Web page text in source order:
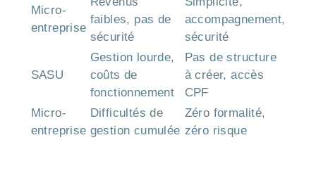
Micro-
entreprise
faibles, pas de
sécurité
accompagnement,
sécurité
SASU
Gestion lourde,
coûts de
fonctionnement
Pas de structure
à créer, accès
CPF
Micro-
entreprise
Difficultés de
gestion cumulée
Zéro formalité,
zéro risque